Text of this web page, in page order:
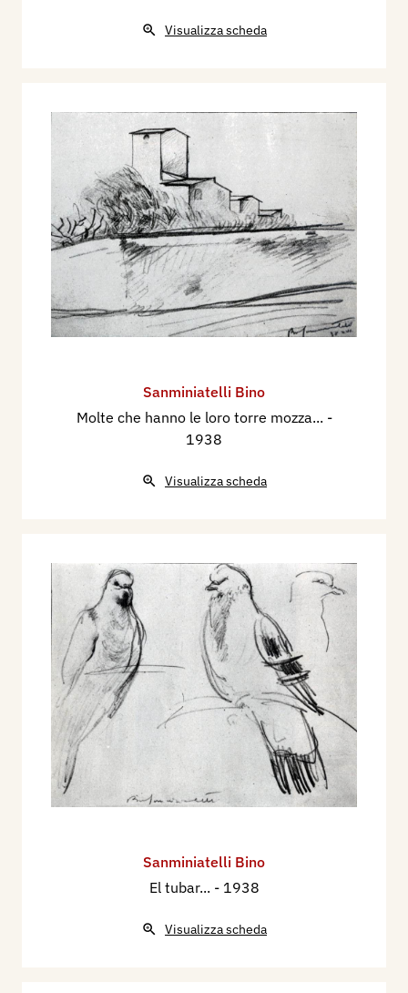
Visualizza scheda
Sanminiatelli Bino
Molte che hanno le loro torre mozza... -
1938
Visualizza scheda
Sanminiatelli Bino
El tubar... - 1938
Visualizza scheda